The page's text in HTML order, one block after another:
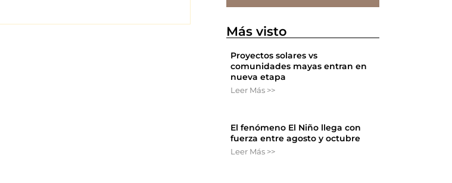
Más visto
Proyectos solares vs
comunidades mayas entran en
nueva etapa
Leer Más >>
El fenómeno El Niño llega con
fuerza entre agosto y octubre
Leer Más >>